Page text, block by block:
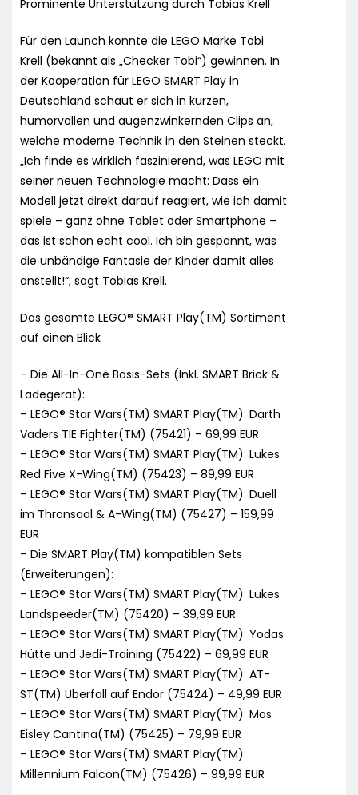
Prominente Unterstützung durch Tobias Krell
Für den Launch konnte die LEGO Marke Tobi
Krell (bekannt als „Checker Tobi“) gewinnen. In
der Kooperation für LEGO SMART Play in
Deutschland schaut er sich in kurzen,
humorvollen und augenzwinkernden Clips an,
welche moderne Technik in den Steinen steckt.
„Ich finde es wirklich faszinierend, was LEGO mit
seiner neuen Technologie macht: Dass ein
Modell jetzt direkt darauf reagiert, wie ich damit
spiele – ganz ohne Tablet oder Smartphone –
das ist schon echt cool. Ich bin gespannt, was
die unbändige Fantasie der Kinder damit alles
anstellt!“, sagt Tobias Krell.
Das gesamte LEGO® SMART Play(TM) Sortiment
auf einen Blick
– Die All-In-One Basis-Sets (Inkl. SMART Brick &
Ladegerät):
– LEGO® Star Wars(TM) SMART Play(TM): Darth
Vaders TIE Fighter(TM) (75421) – 69,99 EUR
– LEGO® Star Wars(TM) SMART Play(TM): Lukes
Red Five X-Wing(TM) (75423) – 89,99 EUR
– LEGO® Star Wars(TM) SMART Play(TM): Duell
im Thronsaal & A-Wing(TM) (75427) – 159,99
EUR
– Die SMART Play(TM) kompatiblen Sets
(Erweiterungen):
– LEGO® Star Wars(TM) SMART Play(TM): Lukes
Landspeeder(TM) (75420) – 39,99 EUR
– LEGO® Star Wars(TM) SMART Play(TM): Yodas
Hütte und Jedi-Training (75422) – 69,99 EUR
– LEGO® Star Wars(TM) SMART Play(TM): AT-
ST(TM) Überfall auf Endor (75424) – 49,99 EUR
– LEGO® Star Wars(TM) SMART Play(TM): Mos
Eisley Cantina(TM) (75425) – 79,99 EUR
– LEGO® Star Wars(TM) SMART Play(TM):
Millennium Falcon(TM) (75426) – 99,99 EUR